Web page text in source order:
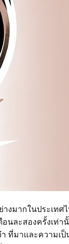
งมากในประเทศ
อนละสองครั้งเท่
ที่มาและความเ